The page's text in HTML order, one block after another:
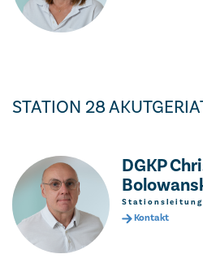
STATION 28
DGKP
Kontakt